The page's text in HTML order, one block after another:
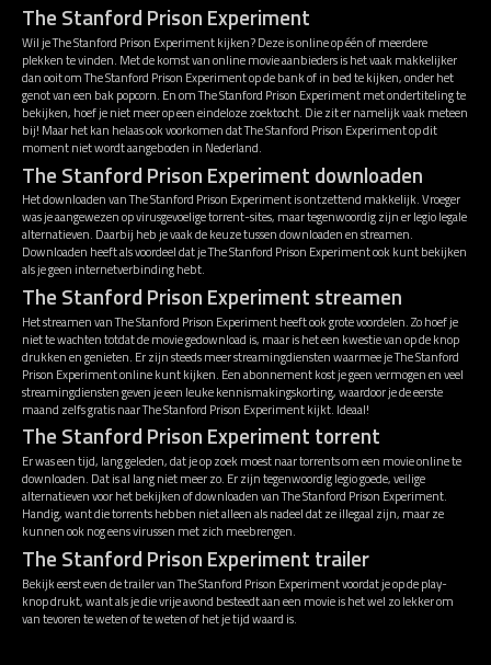
The Stanford Prison Experiment
Wil je The Stanford Prison Experiment kijken? Deze is online op één of meerdere
plekken te vinden. Met de komst van online movie aanbieders is het vaak makkelijker
dan ooit om The Stanford Prison Experiment op de bank of in bed te kijken, onder het
genot van een bak popcorn. En om The Stanford Prison Experiment met ondertiteling te
bekijken, hoef je niet meer op een eindeloze zoektocht. Die zit er namelijk vaak meteen
bij! Maar het kan helaas ook voorkomen dat The Stanford Prison Experiment op dit
moment niet wordt aangeboden in Nederland.
The Stanford Prison Experiment downloaden
Het downloaden van The Stanford Prison Experiment is ontzettend makkelijk. Vroeger
was je aangewezen op virusgevoelige torrent-sites, maar tegenwoordig zijn er legio legale
alternatieven. Daarbij heb je vaak de keuze tussen downloaden en streamen.
Downloaden heeft als voordeel dat je The Stanford Prison Experiment ook kunt bekijken
als je geen internetverbinding hebt.
The Stanford Prison Experiment streamen
Het streamen van The Stanford Prison Experiment heeft ook grote voordelen. Zo hoef je
niet te wachten totdat de movie gedownload is, maar is het een kwestie van op de knop
drukken en genieten. Er zijn steeds meer streamingdiensten waarmee je The Stanford
Prison Experiment online kunt kijken. Een abonnement kost je geen vermogen en veel
streamingdiensten geven je een leuke kennismakingskorting, waardoor je de eerste
maand zelfs gratis naar The Stanford Prison Experiment kijkt. Ideaal!
The Stanford Prison Experiment torrent
Er was een tijd, lang geleden, dat je op zoek moest naar torrents om een movie online te
downloaden. Dat is al lang niet meer zo. Er zijn tegenwoordig legio goede, veilige
alternatieven voor het bekijken of downloaden van The Stanford Prison Experiment.
Handig, want die torrents hebben niet alleen als nadeel dat ze illegaal zijn, maar ze
kunnen ook nog eens virussen met zich meebrengen.
The Stanford Prison Experiment trailer
Bekijk eerst even de trailer van The Stanford Prison Experiment voordat je op de play-
knop drukt, want als je die vrije avond besteedt aan een movie is het wel zo lekker om
van tevoren te weten of te weten of het je tijd waard is.